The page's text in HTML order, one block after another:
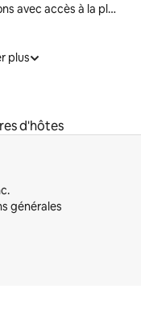
Locations avec accès à la plage
plus
d'hôtes
générales